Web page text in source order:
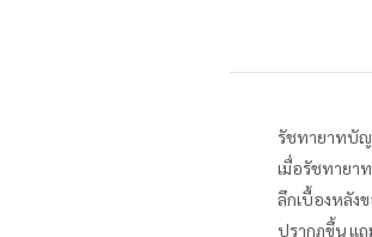
รัชทายาทบัญ
เมื่อรัชทายา
ลึกเบื้องหลัง
ปรากฎขึ้น แ